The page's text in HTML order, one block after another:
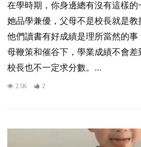
在學時期，你身邊總有沒有這樣
她品學兼優，父母不是校長就是教
他們讀書有好成績是理所當然的事
母鞭策和催谷下，學業成績不會差
校長也不一定求分數。...
2.5K 2